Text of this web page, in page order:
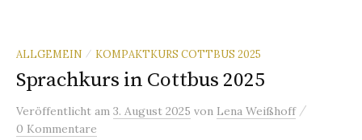
ALLGEMEIN / KOMPAKTKURS COTTBUS 2025
Sprachkurs in Cottbus 2025
Veröffentlicht am 3. August 2025 von Lena Weißhoff /
0 Kommentare